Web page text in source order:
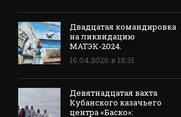
Двадцатая командировка
на ликвидацию
МАТЭК-2024.
16.04.2026 в 18:31
Девятнадцатая вахта
Кубанского казачьего
центра «Баско»: